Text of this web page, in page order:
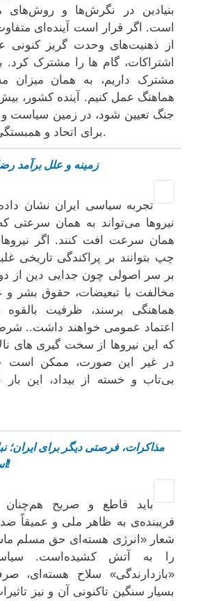
بنیادین در نگرش‌ها و روش‌های
است. اگر قرار است آینده‌ای
از ذهنیت‌های وحدت‌ گریز کنونی
اشتراکات، گام‌ ها را مشترک کرد.
مشترک داریم، به همان میزان
هماهنگ عمل کنیم. آینده کشور،
جنگ تعیین شود، در زمین سیاست و
برای اتحاد و همبستگی رقم خواهد خورد.
زمینه و علل برآمد رضا
نیروها می‌تواند به همان سرعتی
همان سرعت افت کنند. اگر
چپ بتوانند بر پراکندگی تاریخی
بر سر اصولی چون جدایی دین از
مخالفت با تبعیضات، حقوق بشر و
هماهنگی برسند، ظرفیت بالقوه
اعتماد عمومی خواهند داشت..
که این نیروها از سخت گیری های
در غیر این صورت، ممکن است
بی‌تاب و خسته از بیداد، این بار
مذاکرات، فرصتی دیگر برای ایران؛
اسلامی آن را بسوزاند!
باید قاطع و صریح
فریبنده‌ی به ظاهر ملی و عمیقاً ضد
شعار «انرژی هسته‌ای حق مسلم
را به آتش کشیده‌است.
«بازدارندگی» سلاح هسته‌ای،
بسیار سنگین تاکنونی آن و نیز